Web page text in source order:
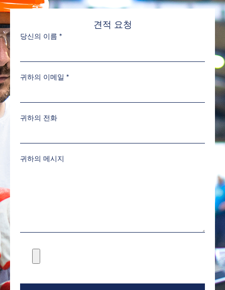
견적 요청
당신의 이름 *
귀하의 이메일 *
귀하의 전화
귀하의 메시지